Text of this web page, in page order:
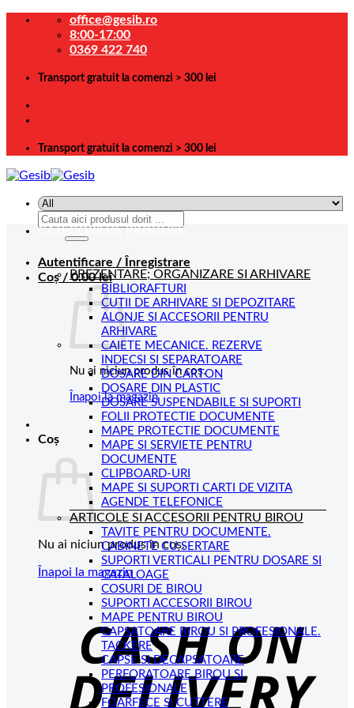
Skip
office@gesib.ro
8:00-17:00
0369 422 740
Transport gratuit la comenzi > 300 lei
Transport gratuit la comenzi > 300 lei
Caută
Autentificare / Înregistrare
Coș /0.00lei
Nu ai niciun produs în coș.
Înapoi la magazin
Coș
Nu ai niciun produs în coș.
Înapoi la magazin
CATEGORII DE PRODUSE
PREZENTARE; ORGANIZARE SI ARHIVARE
BIBLIORAFTURI
CUTII DE ARHIVARE SI DEPOZITARE
ALONJE SI ACCESORII PENTRU
ARHIVARE
CAIETE MECANICE. REZERVE
INDECSI SI SEPARATOARE
DOSARE DIN CARTON
DOSARE DIN PLASTIC
DOSARE SUSPENDABILE SI SUPORTI
FOLII PROTECTIE DOCUMENTE
MAPE PROTECTIE DOCUMENTE
MAPE SI SERVIETE PENTRU
DOCUMENTE
CLIPBOARD-URI
MAPE SI SUPORTI CARTI DE VIZITA
AGENDE TELEFONICE
ARTICOLE SI ACCESORII PENTRU BIROU
TAVITE PENTRU DOCUMENTE.
CABINETE CU SERTARE
SUPORTI VERTICALI PENTRU DOSARE SI
CATALOAGE
COSURI DE BIROU
SUPORTI ACCESORII BIROU
MAPE PENTRU BIROU
CAPSATOARE BIROU SI PROFESIONALE.
TACKERE
CAPSE SI DECAPSATOARE
PERFORATOARE BIROU SI
PROFESIONALE
FOARFECE SI CUTTERE